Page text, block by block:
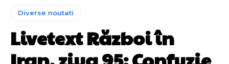
Diverse noutati
Livetext Război în